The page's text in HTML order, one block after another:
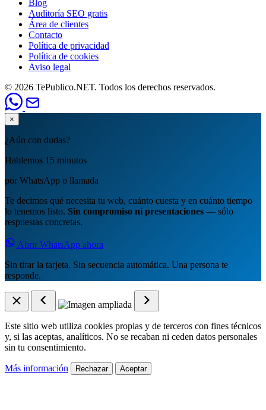
Blog
Auditoría SEO gratis
Área de clientes
Contacto
Política de privacidad
Política de cookies
Aviso legal
© 2026 TePublico.NET. Todos los derechos reservados.
×
¿Aún con dudas?
Hablemos 15 minutos
por WhatsApp o llamada
Te decimos qué necesita tu web, cuánto cuesta y en cuánto tiempo
lo tenemos listo. Sin compromiso ni presentaciones — sólo
respuestas concretas.
Abrir WhatsApp ahora
Sin tirar la tarjeta. Sin secuencia automática. Una persona te
responde.
Este sitio web utiliza cookies propias y de terceros con fines técnicos
y, si las aceptas, analíticos. No se recaban ni ceden datos personales
sin tu consentimiento.
Más información Rechazar Aceptar